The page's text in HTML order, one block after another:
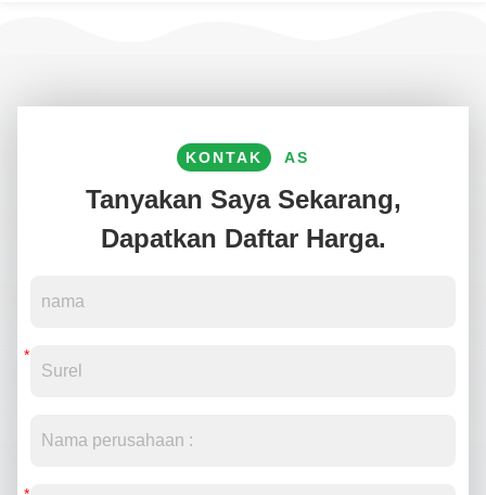
KONTAK AS
Tanyakan Saya Sekarang,
Dapatkan Daftar Harga.